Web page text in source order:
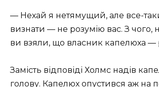
— Нехай я нетямущий, але все-
визнати — не розумію вас. З чого,
ви взяли, що власник капелюха —
Замість відповіді Холмс надів
голову. Капелюх опустився аж на